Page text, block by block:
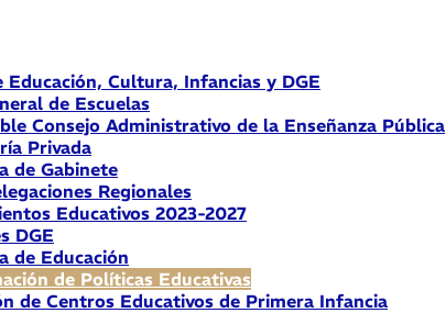
Educación, Cultura, Infancias y DGE
de Escuelas
Consejo Administrativo de la Enseñanza Pública
Privada
de Gabinete
Regionales
Educativos 2023-2027
DGE
de Educación
de Políticas Educativas
de Centros Educativos de Primera Infancia